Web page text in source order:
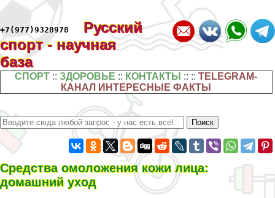
+7(977)9328978
Русский
спорт - научная
база
СПОРТ ::ЗДОРОВЬЕ :: КОНТАКТЫ :: ::TELEGRAM-
КАНАЛ ИНТЕРЕСНЫЕ ФАКТЫ
Средства омоложения кожи лица:
домашний уход